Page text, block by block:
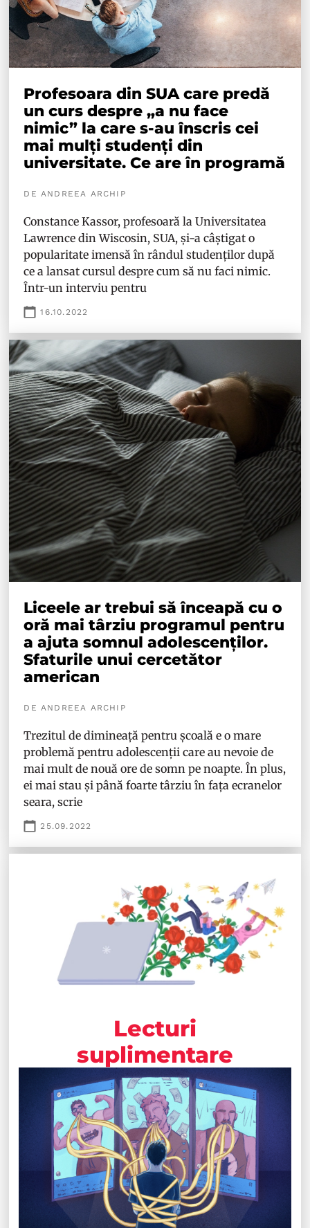
Profesoara din SUA care predă
un curs despre „a nu face
nimic” la care s-au înscris cei
mai mulți studenți din
universitate. Ce are în programă
DE ANDREEA ARCHIP
Constance Kassor, profesoară la Universitatea
Lawrence din Wiscosin, SUA, și-a câștigat o
popularitate imensă în rândul studenților după
ce a lansat cursul despre cum să nu faci nimic.
Într-un interviu pentru
16.10.2022
Liceele ar trebui să înceapă cu o
oră mai târziu programul pentru
a ajuta somnul adolescenților.
Sfaturile unui cercetător
american
DE ANDREEA ARCHIP
Trezitul de dimineață pentru școală e o mare
problemă pentru adolescenții care au nevoie de
mai mult de nouă ore de somn pe noapte. În plus,
ei mai stau și până foarte târziu în fața ecranelor
seara, scrie
25.09.2022
Lecturi
suplimentare